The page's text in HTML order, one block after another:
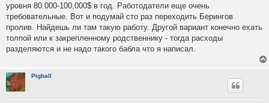
уровня 80.000-100,000$ в год. Работодатели еще очень
требовательные. Вот и подумай сто раз переходить Берингов
пролив. Найдешь ли там такую работу. Другой вариант конечно ехать
толпой или к закрепленному родственнику - тогда расходы
разделяются и не надо такого бабла что я написал.
Pigball